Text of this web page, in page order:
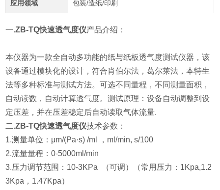
应用领域 包装/造纸/印刷
一.ZB-TQ快速透气度仪产品介绍：
本仪器为一款全自动多功能的纸与纸板透气度测试仪器，该
设备通过模块化的设计，符合肖伯尔法，葛尔莱法，本特生
法等多种标准与测试方法。可选不同量程，不同测量面积，
自动读数，自动计算透气度。测试原理：设备自动调整到设
定压差，并在压差稳定后自动读取气体流量.
二.ZB-TQ快速透气度仪技术参数：
1.测量单位：μm/(Pa·s) /ml ，ml/min, s/100
2.流量量程：0-5000ml/min
3.压力调节范围：10-3KPa （可调）（常用压力：1Kpa,1.2
3Kpa，1.47Kpa）